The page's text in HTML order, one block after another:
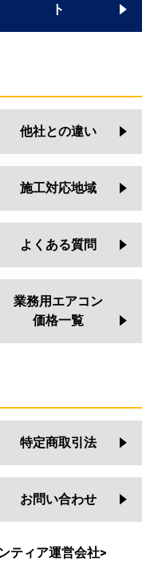
ト
他社との違い
施工対応地域
よくある質問
業務用エアコン
価格一覧
特定商取引法
お問い合わせ
ティア運営会社>